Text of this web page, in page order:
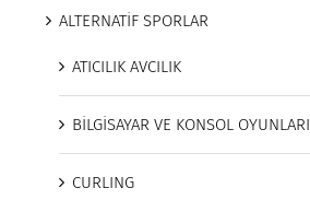
ALTERNATİF SPORLAR
ATICILIK AVCILIK
BİLGİSAYAR VE KONSOL OYUNLARI
CURLING